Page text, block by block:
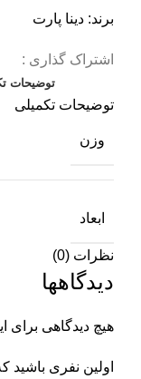
برند: دینا پارت
اشتراک گذاری :
توضیحات
توضیحات تکمیلی
وزن
ابعاد
نظرات (0)
دیدگاهها
هیچ دیدگاهی
اولین نفری باشید